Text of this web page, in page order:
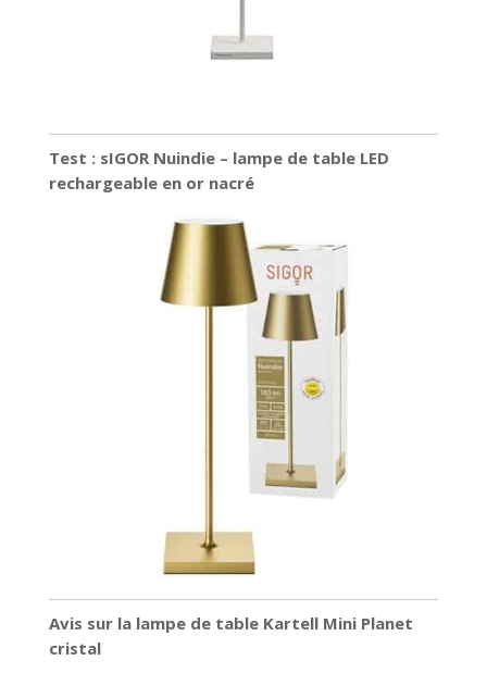
Test : sIGOR Nuindie – lampe de table LED
rechargeable en or nacré
Avis sur la lampe de table Kartell Mini Planet
cristal